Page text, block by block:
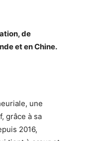
de
et en Chine.
une
grâce à sa
2016,